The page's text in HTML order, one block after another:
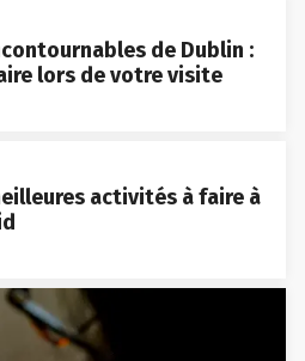
de Dublin :
lors de votre visite
activités à faire à